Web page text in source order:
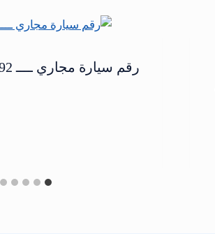
رقم سيارة مجاري ــــ 66610692